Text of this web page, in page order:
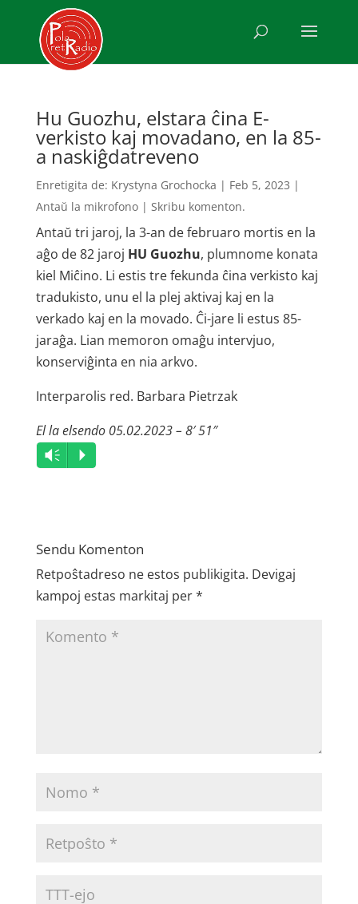
Hu Guozhu, elstara ĉina E-
verkisto kaj movadano, en la 85-
a naskiĝdatreveno
Enretigita de: Krystyna Grochocka | Feb 5, 2023 |
Antaŭ la mikrofono| Skribu komenton.
Antaŭ tri jaroj, la 3-an de februaro mortis en la
aĝo de 82 jaroj HU Guozhu, plumnome konata
kiel Miĉino. Li estis tre fekunda ĉina verkisto kaj
tradukisto, unu el la plej aktivaj kaj en la
verkado kaj en la movado. Ĉi-jare li estus 85-
jaraĝa. Lian memoron omaĝu intervjuo,
konserviĝinta en nia arkvo.
Interparolis red. Barbara Pietrzak
El la elsendo 05.02.2023 – 8′ 51″
Audio
Player
Vm P
Sendu Komenton
Retpoŝtadreso ne estos publikigita. Devigaj
kampoj estas markitaj per*